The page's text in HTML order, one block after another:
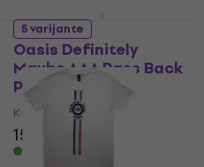
5 varijante
Oasis Definitely
Maybe AAA Pass Back
Print
Košulja
15,40 €
Na skladištu